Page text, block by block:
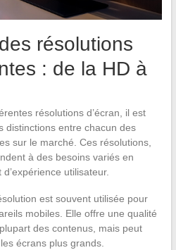
résolutions
: de la HD à
résolutions d’écran, il est
distinctions entre chacun des
sur le marché. Ces résolutions,
à des besoins variés en
utilisateur.
est souvent utilisée pour
mobiles. Elle offre une qualité
des contenus, mais peut
écrans plus grands.